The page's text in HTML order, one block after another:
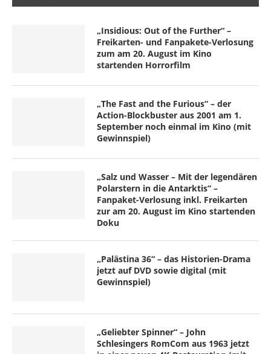
„Insidious: Out of the Further“ –
Freikarten- und Fanpakete-Verlosung
zum am 20. August im Kino
startenden Horrorfilm
„The Fast and the Furious“ – der
Action-Blockbuster aus 2001 am 1.
September noch einmal im Kino (mit
Gewinnspiel)
„Salz und Wasser – Mit der legendären
Polarstern in die Antarktis“ –
Fanpaket-Verlosung inkl. Freikarten
zur am 20. August im Kino startenden
Doku
„Palästina 36“ – das Historien-Drama
jetzt auf DVD sowie digital (mit
Gewinnspiel)
„Geliebter Spinner“ – John
Schlesingers RomCom aus 1963 jetzt